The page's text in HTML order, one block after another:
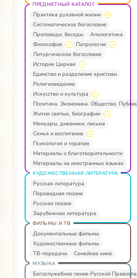
ПРЕДМЕТНЫЙ КАТАЛОГ
Практика духовной жизни
Систематическое богословие
Проповеди, беседы
Апологетика
Философия
Патрология
Литургическое богословие
История Церкви
Единство и разделения христиан
Религиоведение
Искусство и культура
Политика. Экономика. Общество.
Жития святых, биографии
Мемуары, дневники, письма
Семья и воспитание
Психология и терапия
Материалы о благотворительности
Материалы на иностранных языках
ХУДОЖЕСТВЕННАЯ ЛИТЕРАТУРА
Русская литература
Переводная поэзия
Русская поэзия
Зарубежная литература
ФИЛЬМЫ И ТВ
Документальные фильмы
Художественные фильмы
ТВ-передачи
Семейное кино
МУЗЫКА
Богослужебное пение Русской